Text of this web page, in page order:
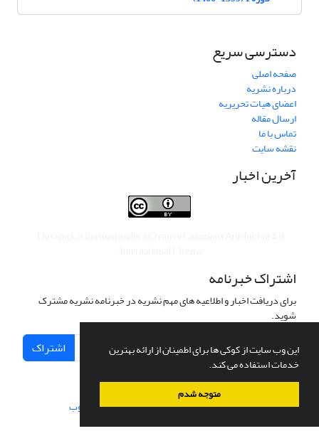
این وب سایت از کوکی ها برای اطمینان از ارائه بهترین
خدمات استفاده می کند.
متوجه شدم
دسترسی سریع
صفحه اصلی
درباره نشریه
اعضای هیات تحریریه
ارسال مقاله
تماس با ما
نقشه سایت
آخرین اخبار
اشتراک خبرنامه
برای دریافت اخبار و اطلاعیه های مهم نشریه در خبرنامه نشریه مشترک
شوید.
اشتراک
سامانه مدیریت نشریات علمی.طراحی و پیاده سازی از سیناوب